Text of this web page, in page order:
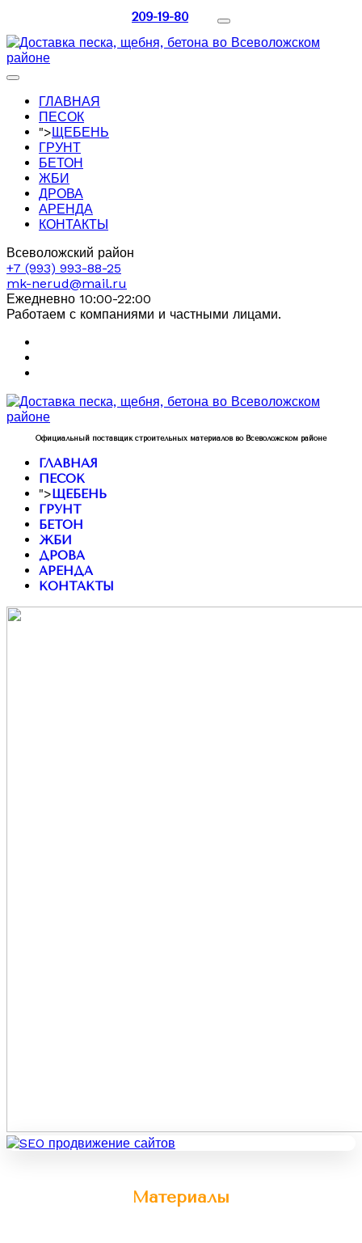
209-19-80
ГЛАВНАЯ
ПЕСОК
">ЩЕБЕНЬ
ГРУНТ
БЕТОН
ЖБИ
ДРОВА
АРЕНДА
КОНТАКТЫ
Всеволожский район
+7 (993) 993-88-25
mk-nerud@mail.ru
Ежедневно 10:00-22:00
Работаем с компаниями и частными лицами.
Официальный поставщик строительных материалов во Всеволожском районе
ГЛАВНАЯ
ПЕСОК
">ЩЕБЕНЬ
ГРУНТ
БЕТОН
ЖБИ
ДРОВА
АРЕНДА
КОНТАКТЫ
Материалы